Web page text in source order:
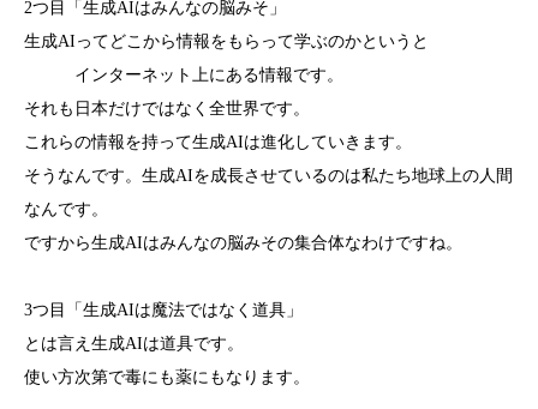
2つ目「生成AIはみんなの脳みそ」
生成AIってどこから情報をもらって学ぶのかというと
インターネット上にある情報です。
それも日本だけではなく全世界です。
これらの情報を持って生成AIは進化していきます。
そうなんです。生成AIを成長させているのは私たち地球上の人間
なんです。
ですから生成AIはみんなの脳みその集合体なわけですね。
3つ目「生成AIは魔法ではなく道具」
とは言え生成AIは道具です。
使い方次第で毒にも薬にもなります。